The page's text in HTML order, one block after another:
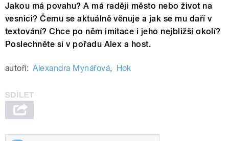
Jakou má povahu? A má raději město nebo život na
vesnici? Čemu se aktuálně věnuje a jak se mu daří v
textování? Chce po něm imitace i jeho nejbližší okolí?
Poslechněte si v pořadu Alex a host.
autoři: Alexandra Mynářová, Hok